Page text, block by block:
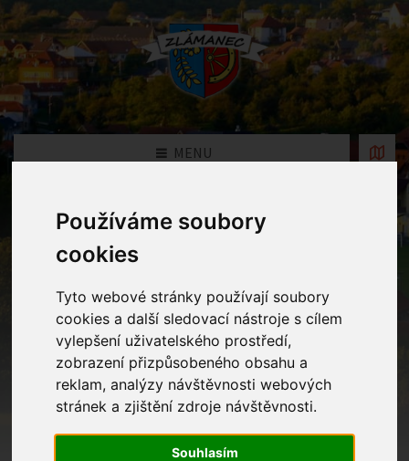
Používáme soubory
cookies
Tyto webové stránky používají soubory
cookies a další sledovací nástroje s cílem
vylepšení uživatelského prostředí,
zobrazení přizpůsobeného obsahu a
reklam, analýzy návštěvnosti webových
stránek a zjištění zdroje návštěvnosti.
Souhlasím
MENU
Oznámení
2025/2026
Zápis dětí do MŠ Zlámanec pro
školní rok 2025/2026